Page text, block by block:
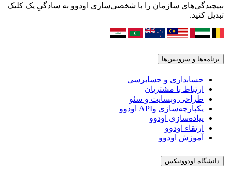
بپیچیدگی‌های سازمان را با شخصی‌سازی اودوو به سادگیِ یک کلیک
تبدیل کنید.
برنامه‌ها و سرویس‌ها
حسابداری و حسابرسی
ارتباط با مشتریان
طراحی وبسایت و سئو
یکپارچه‌سازی وAPI اودوو
پیاده‌سازی اودوو
ارتقاء اودوو
آموزش اودوو
دانشگاه اودوونیکس